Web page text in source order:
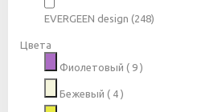
EVERGEEN design (248)
Цвета
Фиолетовый ( 9 )
Бежевый ( 4 )